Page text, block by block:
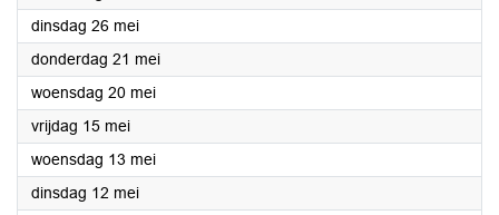
dinsdag 26 mei2026
donderdag 21 mei2026
woensdag 20 mei2026
vrijdag 15 mei2026
woensdag 13 mei2026
dinsdag 12 mei2026